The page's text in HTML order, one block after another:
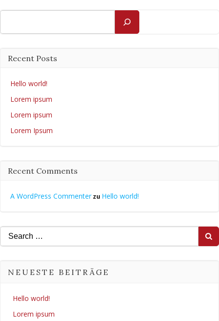
Recent Posts
Hello world!
Lorem ipsum
Lorem ipsum
Lorem Ipsum
Recent Comments
A WordPress Commenterzu Hello world!
Search
for:
NEUESTE BEITRÄGE
Hello world!
Lorem ipsum